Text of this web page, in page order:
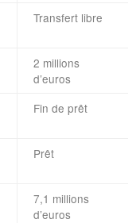
Transfert libre
2 millions
d’euros
Fin de prêt
Prêt
7,1 millions
d’euros